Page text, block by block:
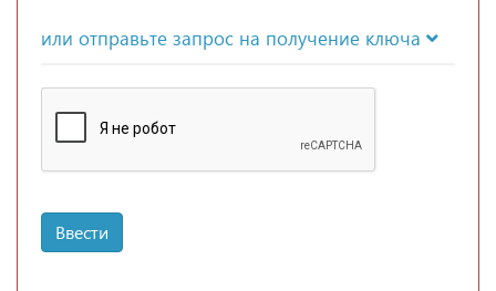
или отправьте запрос на получение ключа
Ввести